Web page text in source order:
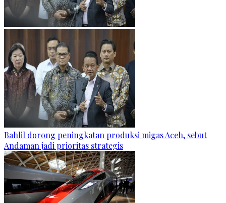
Bahlil dorong peningkatan produksi migas Aceh, sebut
Andaman jadi prioritas strategis